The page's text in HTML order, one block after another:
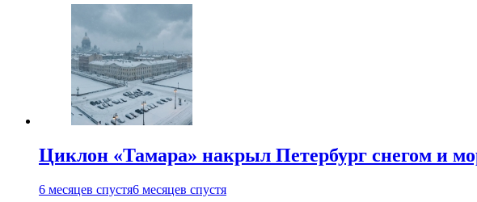
Циклон «Тамара» накрыл Петербург снегом и
6 месяцев спустя6 месяцев спустя